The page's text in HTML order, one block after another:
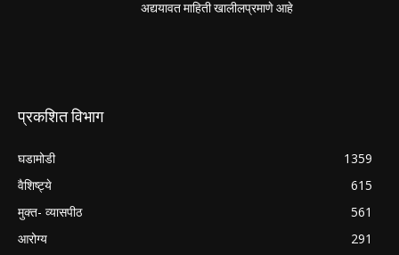
अद्ययावत माहिती खालीलप्रमाणे आहे
प्रकशित विभाग
घडामोडी
1359
वैशिष्ट्ये
615
मुक्त- व्यासपीठ
561
आरोग्य
291